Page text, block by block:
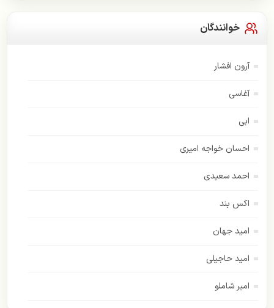
خوانندگان
آرون افشار
آغاسی
ابی
احسان خواجه امیری
احمد سعیدی
اکس بند
امید جهان
امید حاجیلی
امیر شاملو